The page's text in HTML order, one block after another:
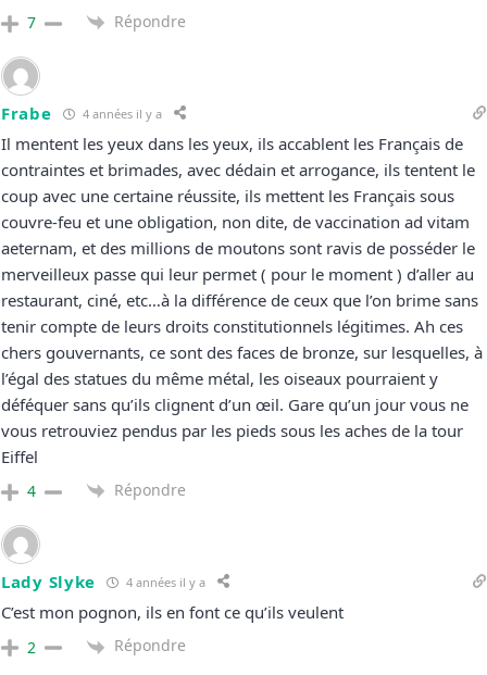
7 Répondre
Frabe 4 années il y a
Il mentent les yeux dans les yeux, ils accablent les Français de
contraintes et brimades, avec dédain et arrogance, ils tentent le
coup avec une certaine réussite, ils mettent les Français sous
couvre-feu et une obligation, non dite, de vaccination ad vitam
aeternam, et des millions de moutons sont ravis de posséder le
merveilleux passe qui leur permet ( pour le moment ) d’aller au
restaurant, ciné, etc…à la différence de ceux que l’on brime sans
tenir compte de leurs droits constitutionnels légitimes. Ah ces
chers gouvernants, ce sont des faces de bronze, sur lesquelles, à
l’égal des statues du même métal, les oiseaux pourraient y
déféquer sans qu’ils clignent d’un œil. Gare qu’un jour vous ne
vous retrouviez pendus par les pieds sous les aches de la tour
Eiffel
4 Répondre
Lady Slyke 4 années il y a
C’est mon pognon, ils en font ce qu’ils veulent
2 Répondre